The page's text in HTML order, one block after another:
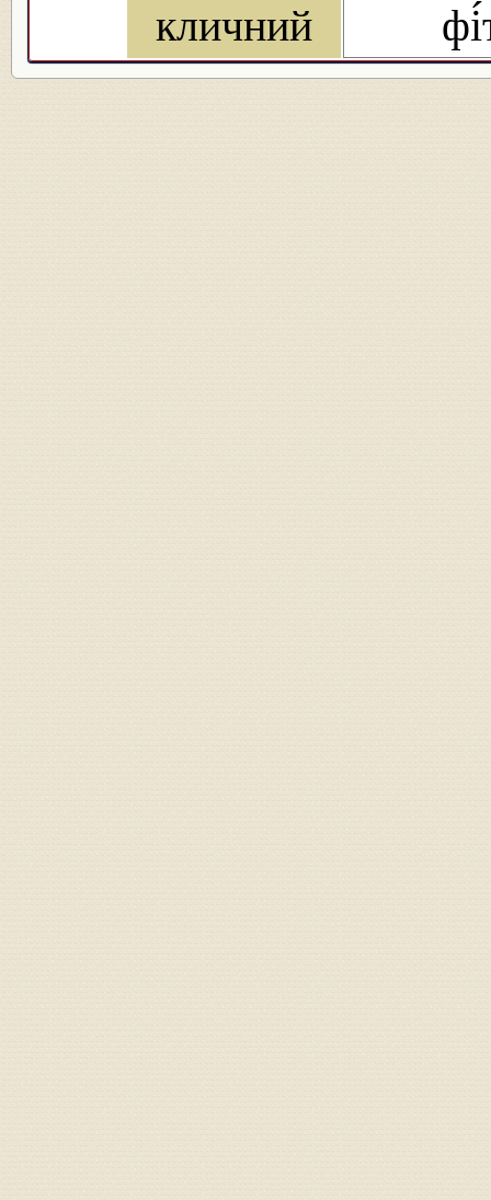
кличний